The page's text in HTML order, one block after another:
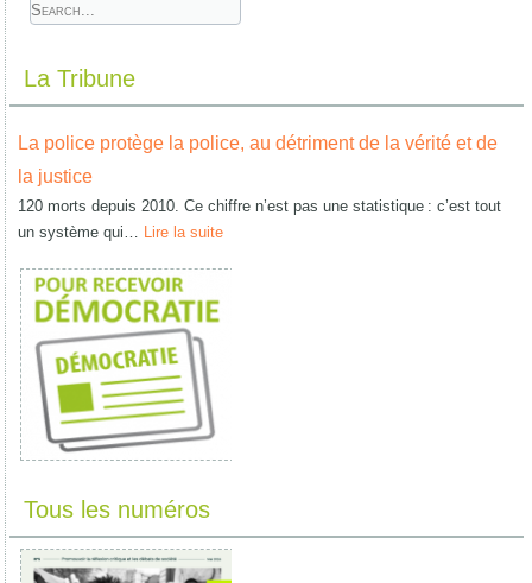
La Tribune
La police protège la police, au détriment de la vérité et de
la justice
120 morts depuis 2010. Ce chiffre n’est pas une statistique : c’est tout
un système qui… Lire la suite
Tous les numéros